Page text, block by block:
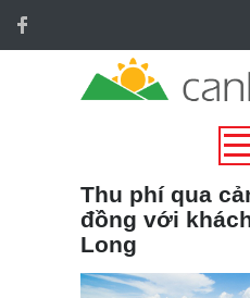
Thu phí qua
đồng với
Long